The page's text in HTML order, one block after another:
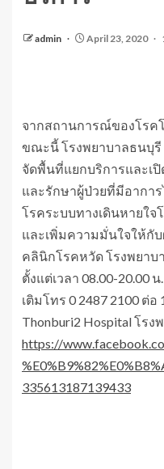
admin April 23, 2020
จากสถานการณ์ของโรค
ขณะนี้ โรงพยาบาลธนบุรี
จัดพื้นที่แยกบริการและเ
และรักษาผู้ป่วยที่มีอากา
โรคระบบทางเดินหายใจ
และเพิ่มความมั่นใจให้กั
คลินิกโรคหวัด โรงพยาบ
ตั้งแต่เวลา 08.00-20.00
เติมโทร 0 2487 2100 ต่อ
Thonburi2 Hospital โรง
https://
335613187139433